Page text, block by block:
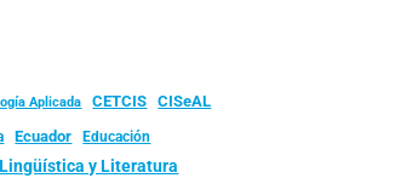
Aplicada CETCIS CISeAL
Ecuador
Educación
y Literatura